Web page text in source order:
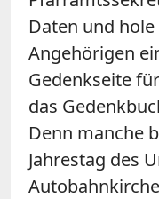
Daten und
Angehörigen
Gedenkseite
das
Denn manche
Jahrestag des